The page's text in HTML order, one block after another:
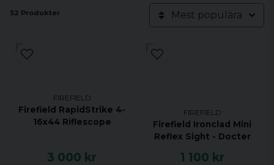
52 Produkter Mest populära
FIREFIELD
Firefield RapidStrike 4-
16x44 Riflescope
3 000 kr
FIREFIELD
Firefield Ironclad Mini
Reflex Sight - Docter
1 100 kr